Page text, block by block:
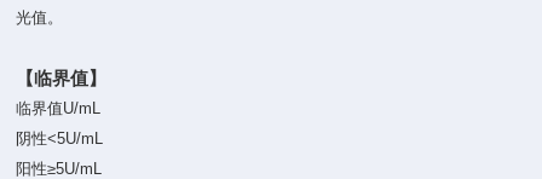
光值。
【临界值】
临界值U/mL
阴性<5U/mL
阳性≥5U/mL